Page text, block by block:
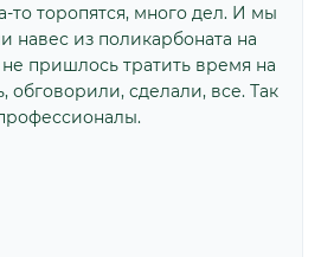
то торопятся, много дел. И мы
навес из поликарбоната на
пришлось тратить время на
обговорили, сделали, все. Так